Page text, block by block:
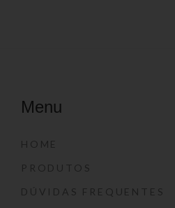
Menu
HOME
PRODUTOS
DÚVIDAS FREQUENTES